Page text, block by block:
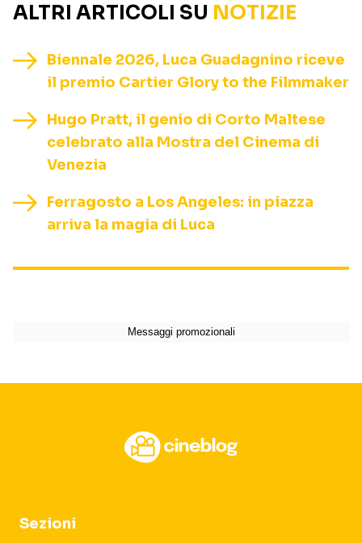
ALTRI ARTICOLI SU NOTIZIE
Biennale 2026, Luca Guadagnino riceve
il premio Cartier Glory to the Filmmaker
Hugo Pratt, il genio di Corto Maltese
celebrato alla Mostra del Cinema di
Venezia
Ferragosto a Los Angeles: in piazza
arriva la magia di Luca
Sezioni